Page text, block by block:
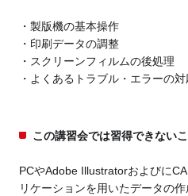
製版機の基本操作
印刷データの調整
スクリーンフィルムの後処理
よくあるトラブル・エラーの対
この講習会では習得できない
PCやAdobe Illustratorおよびに
リケーションを用いたデータの